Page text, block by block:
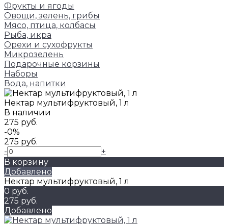
Фрукты и ягоды
Овощи, зелень, грибы
Мясо, птица, колбасы
Рыба, икра
Орехи и сухофрукты
Микрозелень
Подарочные корзины
Наборы
Вода, напитки
Нектар мультифруктовый, 1 л
В наличии
275 руб.
-0%
275 руб.
-
+
В корзину
Добавлено
Нектар мультифруктовый, 1 л
0 руб.
275 руб.
Добавлено